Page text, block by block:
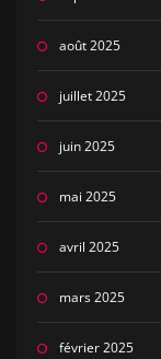
août 2025
juillet 2025
juin 2025
mai 2025
avril 2025
mars 2025
février 2025